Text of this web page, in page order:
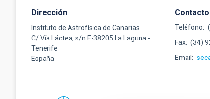
Dirección
Instituto de Astrofísica de Canarias
C/ Vía Láctea, s/n E-38205 La Laguna -
Tenerife
España
Contacto
Teléfono
Fax
(34)
Email